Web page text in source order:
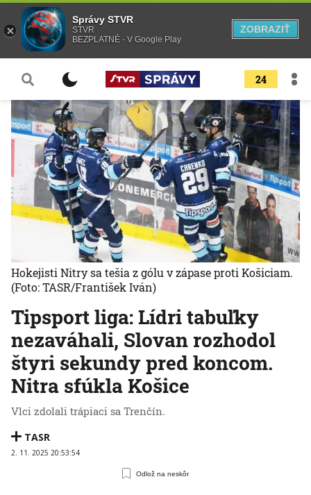
24
Tipsport liga: Lídri tabuľky
nezaváhali, Slovan rozhodol
štyri sekundy pred koncom.
Nitra sfúkla Košice
Vlci zdolali trápiaci sa Trenčín.
TASR
2. 11. 2025 20:53:54
Odlož na neskôr
Hokejisti Nitry sa tešia z gólu v zápase proti Košiciam.
(Foto: TASR/František Iván)
Správy STVR
STVR
BEZPLATNÉ - V Google Play
ZOBRAZIŤ